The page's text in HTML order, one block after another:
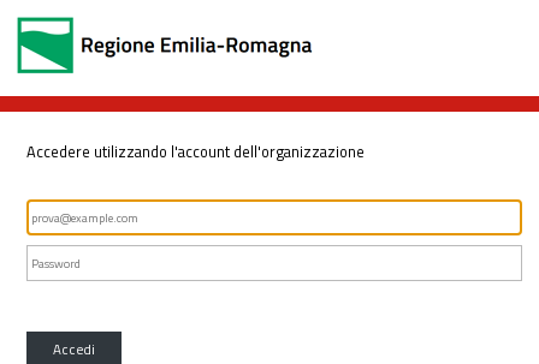
Accedere utilizzando l'account dell'organizzazione
Accedi